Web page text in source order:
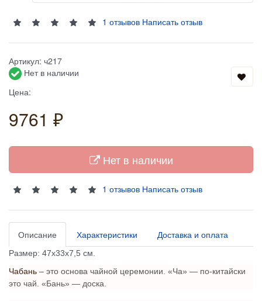
1 отзывов Написать отзыв
Артикул: ч217
Нет в наличии
Цена:
9761 ₽
Нет в наличии
1 отзывов Написать отзыв
Описание Характеристики Доставка и оплата
Размер: 47х33х7,5 см.
Чабань – это основа чайной церемонии. «Ча» — по-китайски
это чай. «Бань» — доска.